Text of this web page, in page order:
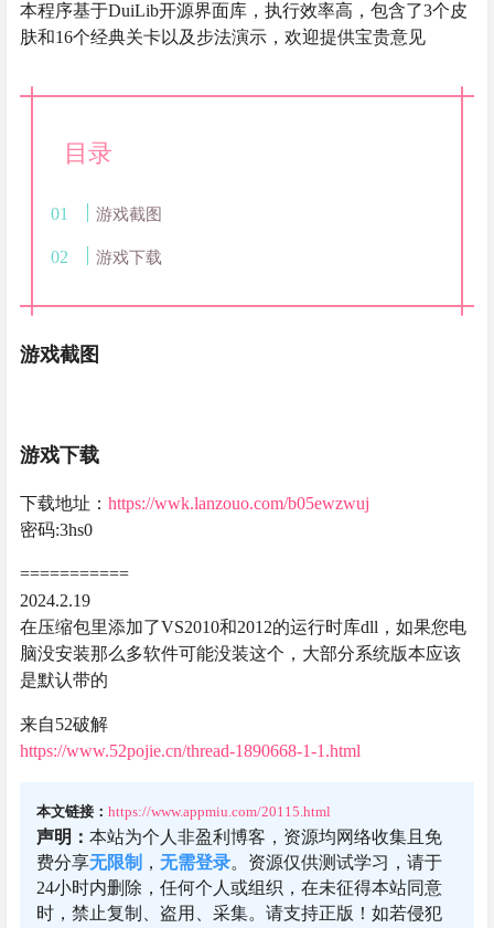
本程序基于DuiLib开源界面库，执行效率高，包含了3个皮
肤和16个经典关卡以及步法演示，欢迎提供宝贵意见
目录
游戏截图
游戏下载
游戏截图
游戏下载
下载地址： https://wwk.lanzouo.com/b05ewzwuj
密码:3hs0
===========
2024.2.19
在压缩包里添加了VS2010和2012的运行时库dll，如果您电
脑没安装那么多软件可能没装这个，大部分系统版本应该
是默认带的
来自52破解
https://www.52pojie.cn/thread-1890668-1-1.html
本文链接： https://www.appmiu.com/20115.html
声明： 本站为个人非盈利博客，资源均网络收集且免
费分享无限制 ， 无需登录。资源仅供测试学习，请于
24小时内删除，任何个人或组织，在未征得本站同意
时，禁止复制、盗用、采集。请支持正版！如若侵犯